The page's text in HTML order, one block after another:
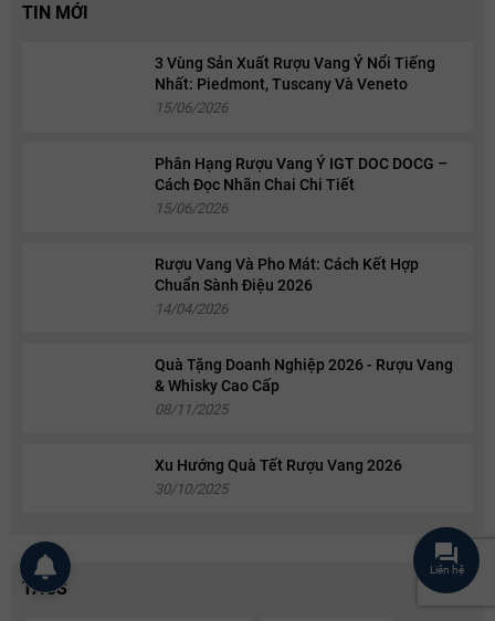
TIN MỚI
3 Vùng Sản Xuất Rượu Vang Ý Nổi Tiếng
Nhất: Piedmont, Tuscany Và Veneto
15/06/2026
Phân Hạng Rượu Vang Ý IGT DOC DOCG –
Cách Đọc Nhãn Chai Chi Tiết
15/06/2026
Rượu Vang Và Pho Mát: Cách Kết Hợp
Chuẩn Sành Điệu 2026
14/04/2026
Quà Tặng Doanh Nghiệp 2026 - Rượu Vang
& Whisky Cao Cấp
08/11/2025
Xu Hướng Quà Tết Rượu Vang 2026
30/10/2025
TAGS
Liên hệ